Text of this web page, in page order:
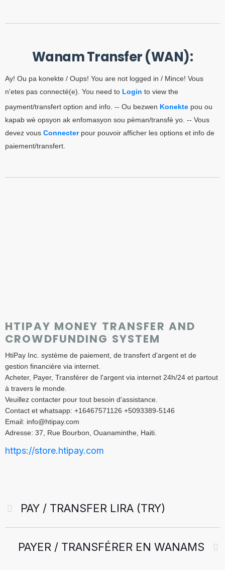
Wanam Transfer (WAN):
Ay! Ou pa konekte / Oups! You are not logged in / Mince! Vous
n'etes pas connecté(e). You need to Login to view the
payment/transfert option and info. -- Ou bezwen Konekte pou ou
kapab wè opsyon ak enfomasyon sou pèman/transfè yo. -- Vous
devez vous Connecterpour pouvoir afficher les options et info de
paiement/transfert.
HTIPAY MONEY TRANSFER AND
CROWDFUNDING SYSTEM
HtiPay Inc. système de paiement, de transfert d'argent et de
gestion financière via internet.
Acheter, Payer, Transférer de l'argent via internet 24h/24 et partout
à travers le monde.
Veuillez contacter pour tout besoin d'assistance.
Contact et whatsapp: +16467571126 +5093389-5146
Email: info@htipay.com
Adresse: 37, Rue Bourbon, Ouanaminthe, Haiti.
https://store.htipay.com
PAY / TRANSFER LIRA (TRY)
PAYER / TRANSFÉRER EN WANAMS